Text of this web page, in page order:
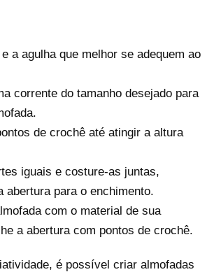
a agulha que melhor se adequem ao
corrente do tamanho desejado para
de crochê até atingir a altura
iguais e costure-as juntas,
abertura para o enchimento.
com o material de sua
a abertura com pontos de crochê.
é possível criar almofadas